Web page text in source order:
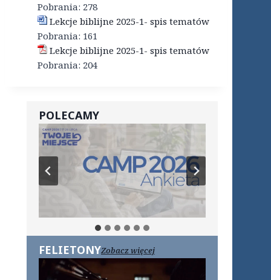
Pobrania: 278
Lekcje biblijne 2025-1- spis tematów
Pobrania: 161
Lekcje biblijne 2025-1- spis tematów
Pobrania: 204
POLECAMY
FELIETONYZobacz więcej